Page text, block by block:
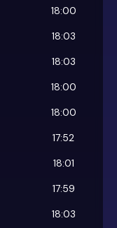
18:00
18:03
18:03
18:00
18:00
17:52
18:01
17:59
18:03